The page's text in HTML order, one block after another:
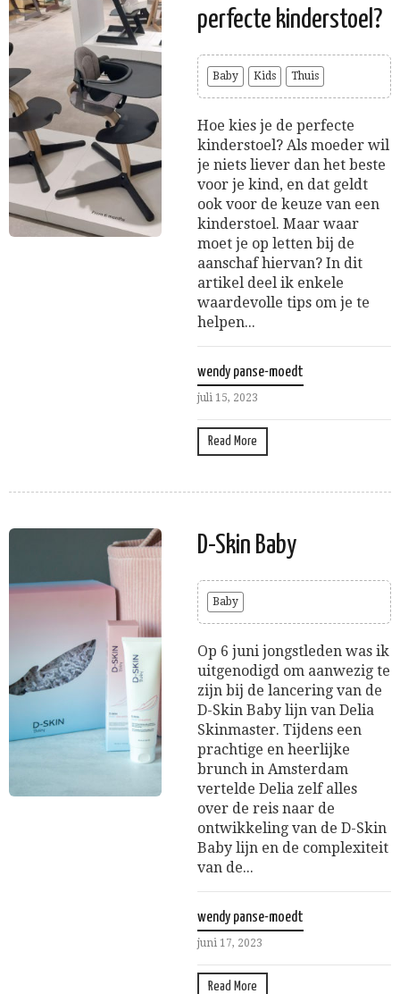
perfecte kinderstoel?
Baby Kids Thuis
Hoe kies je de perfecte
kinderstoel? Als moeder wil
je niets liever dan het beste
voor je kind, en dat geldt
ook voor de keuze van een
kinderstoel. Maar waar
moet je op letten bij de
aanschaf hiervan? In dit
artikel deel ik enkele
waardevolle tips om je te
helpen...
wendy panse-moedt
juli 15, 2023
Read More
D-Skin Baby
Baby
Op 6 juni jongstleden was ik
uitgenodigd om aanwezig te
zijn bij de lancering van de
D-Skin Baby lijn van Delia
Skinmaster. Tijdens een
prachtige en heerlijke
brunch in Amsterdam
vertelde Delia zelf alles
over de reis naar de
ontwikkeling van de D-Skin
Baby lijn en de complexiteit
van de...
wendy panse-moedt
juni 17, 2023
Read More